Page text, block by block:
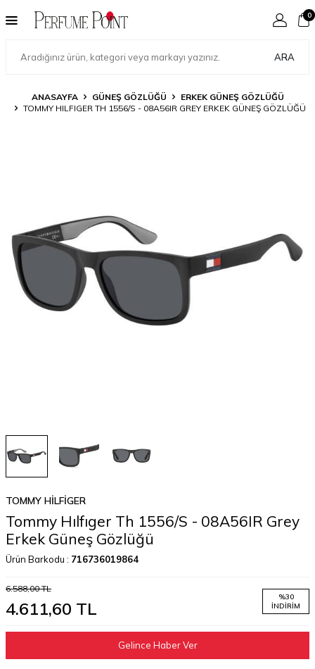
ARA
0
ANASAYFA GÜNEŞ GÖZLÜĞÜ
ERKEK GÜNEŞ GÖZLÜĞÜ
TOMMY HILFIGER TH 1556/S - 08A56IR GREY ERKEK GÜNEŞ GÖZLÜĞÜ
TOMMY HILFIGER
Tommy Hılfıger Th 1556/S - 08A56IR Grey
Erkek Güneş Gözlüğü
Ürün Barkodu : 716736019864
6.588,00TL
4.611,60 TL
%30
İNDIRIM
Gelince Haber Ver